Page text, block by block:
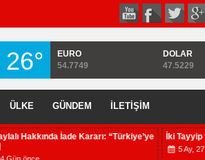
26°
EURO
54.7749
DOLAR
47.5229
ÜLKE GÜNDEM İLETİŞİM
İki Tayyip tanıdım